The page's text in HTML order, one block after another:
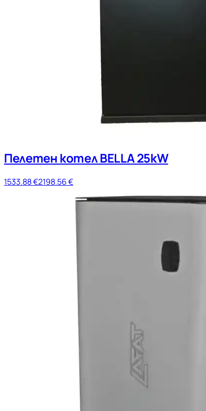
Пелетен котел BELLA 25kW
1533.88€2198.56€